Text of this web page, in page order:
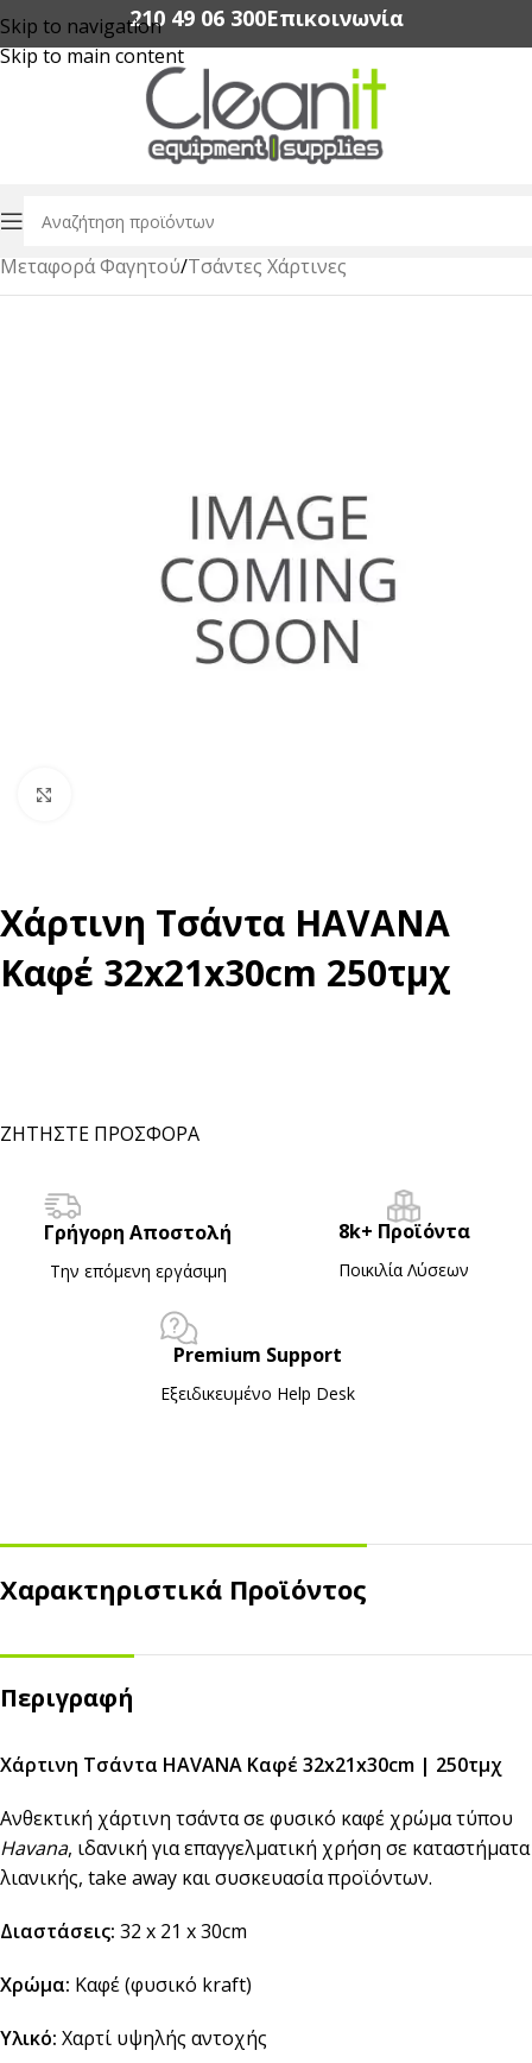
Skip to navigation
Skip to main content
210 49 06 300‬Επικοινωνία
Αρχική σελίδα/Συσκευασία Τροφίμων
Μεταφορά Φαγητού/Τσάντες Χάρτινες
Χάρτινη Τσάντα HAVANA
Καφέ 32x21x30cm 250τμχ
ΖΗΤΗΣΤΕ ΠΡΟΣΦΟΡΑ
Γρήγορη Αποστολή
Την επόμενη εργάσιμη
8k+ Προϊόντα
Ποικιλία Λύσεων
Premium Support
Εξειδικευμένο Ηelp Desk
Χαρακτηριστικά Προϊόντος
Περιγραφή
Χάρτινη Τσάντα HAVANA Καφέ 32x21x30cm | 250τμχ
Ανθεκτική χάρτινη τσάντα σε φυσικό καφέ χρώμα τύπου
Havana, ιδανική για επαγγελματική χρήση σε καταστήματα
λιανικής, take away και συσκευασία προϊόντων.
Διαστάσεις: 32 x 21 x 30cm
Χρώμα: Καφέ (φυσικό kraft)
Υλικό: Χαρτί υψηλής αντοχής